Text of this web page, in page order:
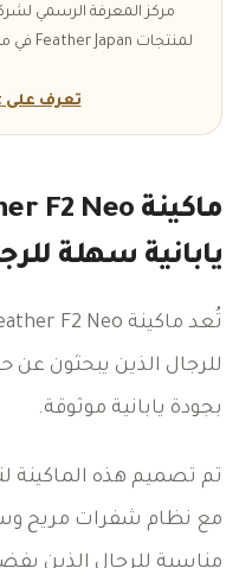
مركز المعرفة الرسمي
لمنتجات Feather Japan في مصر وشمال أفريقيا منذ عام 2020.
تعرف على Feather Egypt
يابانية سهلة
للرجال الذين يبحثون
بجودة يابانية موثوقة.
تم تصميم هذه الماكينة
مع نظام شفرات مريح
مناسبة للرجال الذين